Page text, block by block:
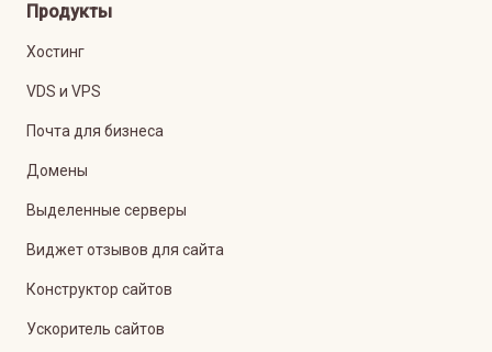
Продукты
Хостинг
VDS и VPS
Почта для бизнеса
Домены
Выделенные серверы
Виджет отзывов для сайта
Конструктор сайтов
Ускоритель сайтов